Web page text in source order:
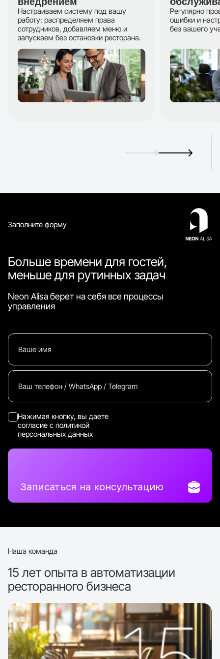
Настраиваем систему под вашу
работу: распределяем права
сотрудников, добавляем меню и
запускаем без остановки ресторана.
Регулярно
ошибки и
без вашего
Заполните форму
Больше времени для гостей,
меньше для рутинных задач
Neon Alisa берет на себя все процессы
управления
Нажимая кнопку, вы даете
согласие с политикой
персональных данных
Записаться на консультацию
Наша команда
15 лет опыта в автоматизации
ресторанного бизнеса